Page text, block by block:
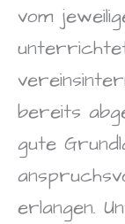
vom
bereits
gute
erlangen.